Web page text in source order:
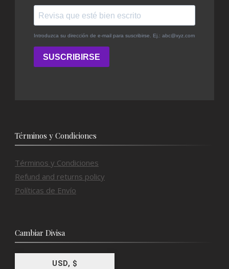
Términos y Condiciones
Términos y Condiciones
Refund and returns policy
Políticas de Envío
Cambiar Divisa
USD, $